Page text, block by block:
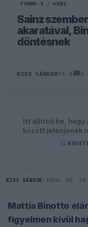
FORMA-1 / AUDI
Sainz
akaratával,
döntésnek
KISS SÁNDOR70 N 0
Itt állítsd be, hogy
között jelenjenek
G
KISS SÁNDOR / 2026. 05.
Mattia Binotto
figyelmen kívül